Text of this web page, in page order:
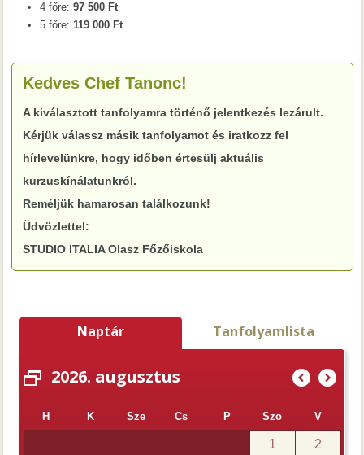
4 főre:97 500 Ft
5 főre:119 000 Ft
Kedves Chef Tanonc!
A kiválasztott tanfolyamra történő jelentkezés lezárult.
Kérjük válassz másik tanfolyamot és iratkozz fel
hírlevelünkre, hogy időben értesülj aktuális
kurzuskínálatunkról.
Reméljük hamarosan találkozunk!
Üdvözlettel:
STUDIO ITALIA Olasz Főzőiskola
Naptár Tanfolyamlista
2026. augusztus )
(
H K Sze Cs P Szo V
1 2